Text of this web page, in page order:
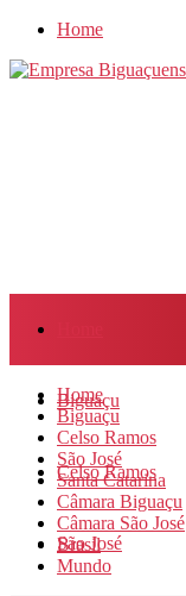
Home
Biguaçu
Celso Ramos
São José
Home
Biguaçu
Celso Ramos
São José
Santa Catarina
Câmara Biguaçu
Câmara São José
Brasil
Mundo